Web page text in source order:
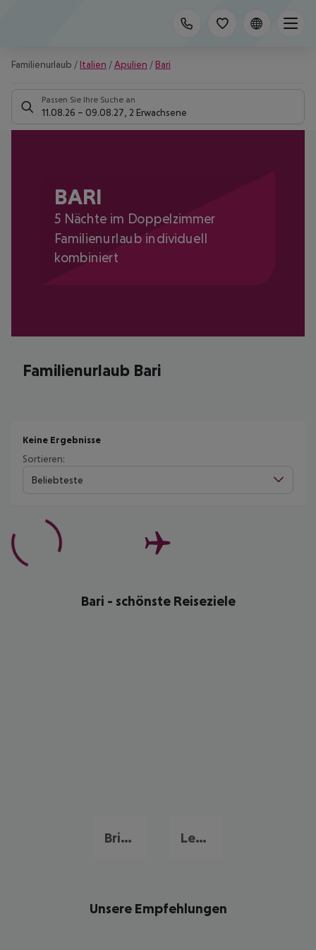
Familienurlaub / Italien /Apulien / Bari
Passen Sie Ihre Suche an
11.08.26 – 09.08.27 2 Erwachsene
BARI
5 Nächte im Doppelzimmer
Familienurlaub individuell
kombiniert
Familienurlaub Bari
Keine Ergebnisse
Sortieren:
Beliebteste
Bari - schönste Reiseziele
Brindisi Lecce
Unsere Empfehlungen